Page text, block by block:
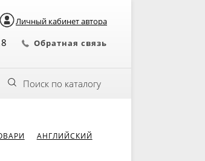
Личный кабинет автора
Обратная связь
Поиск по каталогу
АНГЛИЙСКИЙ